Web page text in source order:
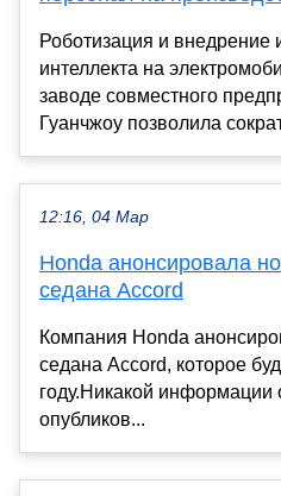
Роботизация и внедрение
интеллекта на
заводе совместного
Гуанчжоу позволила
12:16, 04 Мар
Honda анонсировала
седана Accord
Компания Honda
седана Accord, которое
году.Никакой информации
опубликов...